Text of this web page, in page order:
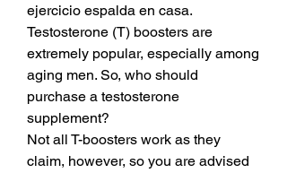
ejercicio espalda en casa.
Testosterone (T) boosters are
extremely popular, especially among
aging men. So, who should
purchase a testosterone
supplement?
Not all T-boosters work as they
claim, however, so you are advised